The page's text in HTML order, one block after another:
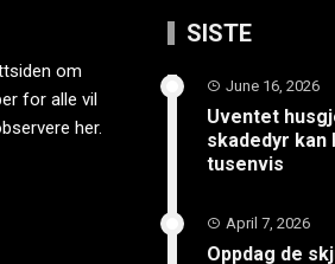
om
for alle vil
her.
SISTE
June 16, 2026
Uventet
skadedyr kan
tusenvis
April 7, 2026
Oppdag de